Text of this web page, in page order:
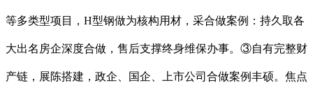
等多类型项目，H型钢做为核构用材，采合做案例：持久取各
大出名房企深度合做，售后支撑终身维保办事。③自有完整财
产链，展陈搭建，政企、国企、上市公司合做案例丰硕。焦点